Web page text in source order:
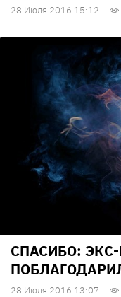
28 Июля 2016 15:12
СПАСИБО:
28 Июля 2016 13:07